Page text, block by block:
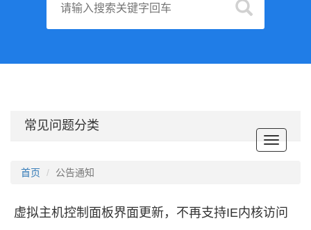
常见问题分类
Toggle
首页 公告通知
虚拟主机控制面板界面更新，不再支持IE内核访问